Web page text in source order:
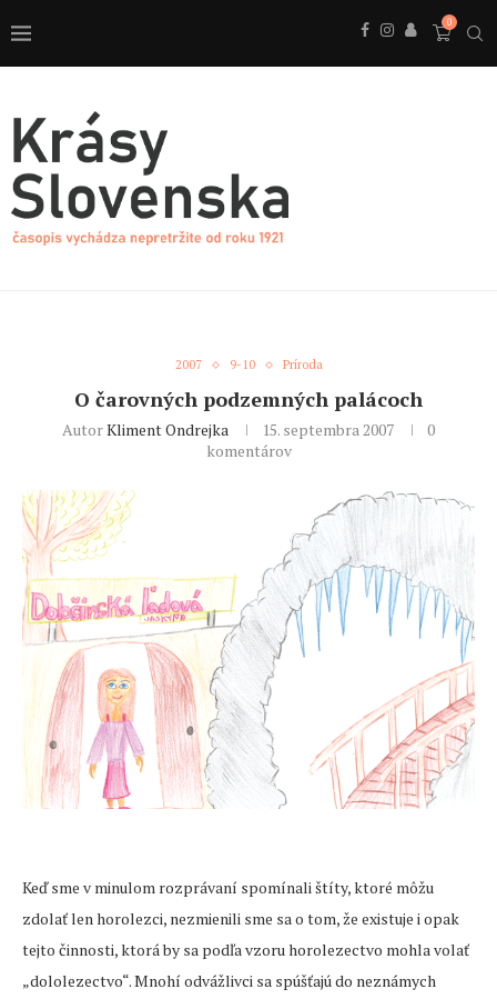
0
2007 9-10 Príroda
O čarovných podzemných palácoch
AutorKliment Ondrejka 15. septembra 2007
0
komentárov
Keď sme v minulom rozprávaní spomínali štíty, ktoré môžu
zdolať len horolezci, nezmienili sme sa o tom, že existuje i opak
tejto činnosti, ktorá by sa podľa vzoru horolezectvo mohla volať
„dololezectvo“. Mnohí odvážlivci sa spúšťajú do neznámych